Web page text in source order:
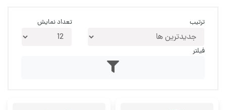
ترتیب تعداد نمایش
فیلتر